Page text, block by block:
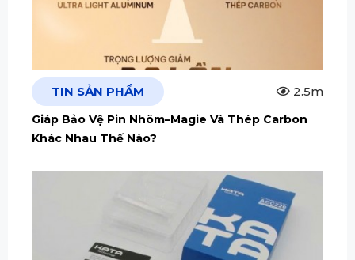
TIN SẢN PHẨM 2.5m
Giáp Bảo Vệ Pin Nhôm–Magie Và Thép Carbon
Khác Nhau Thế Nào?